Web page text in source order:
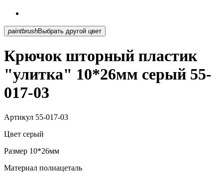
paintbrush Выбрать другой цвет
Крючок шторный пластик
"улитка" 10*26мм серый 55-
017-03
Артикул 55-017-03
Цвет серый
Размер 10*26мм
Материал полиацеталь